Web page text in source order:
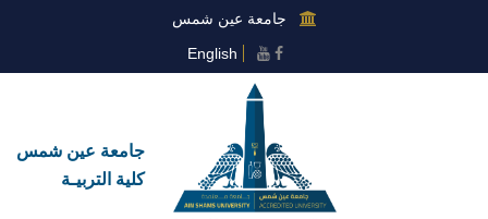
جامعة عين شمس
English
جامعة عين شمس
كلية التربيـة